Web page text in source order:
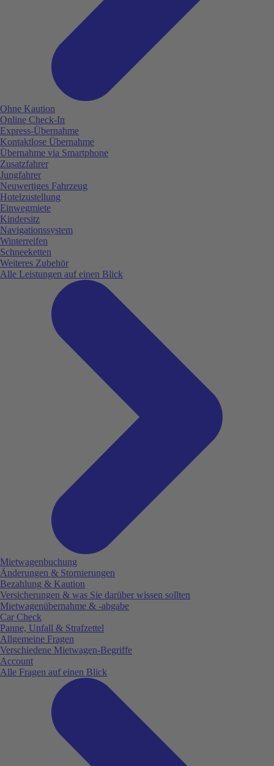
Ohne Kaution
Online Check-In
Express-Übernahme
Kontaktlose Übernahme
Übernahme via Smartphone
Zusatzfahrer
Jungfahrer
Neuwertiges Fahrzeug
Hotelzustellung
Einwegmiete
Kindersitz
Navigationssystem
Winterreifen
Schneeketten
Weiteres Zubehör
Alle Leistungen auf einen Blick
Mietwagenbuchung
Änderungen & Stornierungen
Bezahlung & Kaution
Versicherungen & was Sie darüber wissen sollten
Mietwagenübernahme & -abgabe
Car Check
Panne, Unfall & Strafzettel
Allgemeine Fragen
Verschiedene Mietwagen-Begriffe
Account
Alle Fragen auf einen Blick